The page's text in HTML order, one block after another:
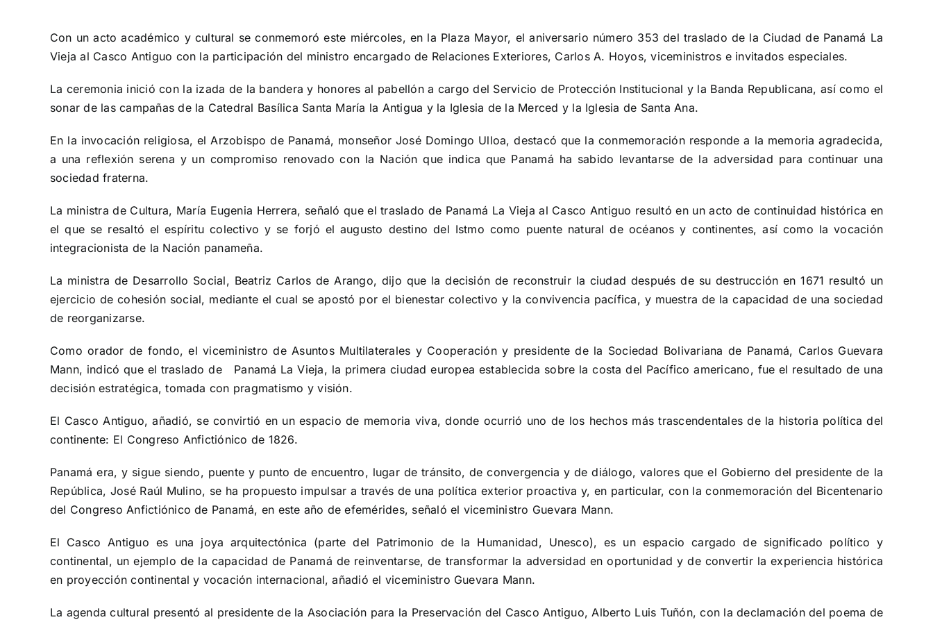
Larger
Image
Con un acto académico y cultural se conmemoró este miércoles, en la Plaza Mayor, el aniversario número 353 del traslado de la Ciudad de Panamá La
Vieja al Casco Antiguo con la participación del ministro encargado de Relaciones Exteriores, Carlos A. Hoyos, viceministros e invitados especiales.
La ceremonia inició con la izada de la bandera y honores al pabellón a cargo del Servicio de Protección Institucional y la Banda Republicana, así como el
sonar de las campañas de la Catedral Basílica Santa María la Antigua y la Iglesia de la Merced y la Iglesia de Santa Ana.
En la invocación religiosa, el Arzobispo de Panamá, monseñor José Domingo Ulloa, destacó que la conmemoración responde a la memoria agradecida,
a una reflexión serena y un compromiso renovado con la Nación que indica que Panamá ha sabido levantarse de la adversidad para continuar una
sociedad fraterna.
La ministra de Cultura, María Eugenia Herrera, señaló que el traslado de Panamá La Vieja al Casco Antiguo resultó en un acto de continuidad histórica en
el que se resaltó el espíritu colectivo y se forjó el augusto destino del Istmo como puente natural de océanos y continentes, así como la vocación
integracionista de la Nación panameña.
La ministra de Desarrollo Social, Beatriz Carlos de Arango, dijo que la decisión de reconstruir la ciudad después de su destrucción en 1671 resultó un
ejercicio de cohesión social, mediante el cual se apostó por el bienestar colectivo y la convivencia pacífica, y muestra de la capacidad de una sociedad
de reorganizarse.
Como orador de fondo, el viceministro de Asuntos Multilaterales y Cooperación y presidente de la Sociedad Bolivariana de Panamá, Carlos Guevara
Mann, indicó que el traslado de Panamá La Vieja, la primera ciudad europea establecida sobre la costa del Pacífico americano, fue el resultado de una
decisión estratégica, tomada con pragmatismo y visión.
El Casco Antiguo, añadió, se convirtió en un espacio de memoria viva, donde ocurrió uno de los hechos más trascendentales de la historia política del
continente: El Congreso Anfictiónico de 1826.
Panamá era, y sigue siendo, puente y punto de encuentro, lugar de tránsito, de convergencia y de diálogo, valores que el Gobierno del presidente de la
República, José Raúl Mulino, se ha propuesto impulsar a través de una política exterior proactiva y, en particular, con la conmemoración del Bicentenario
del Congreso Anfictiónico de Panamá, en este año de efemérides, señaló el viceministro Guevara Mann.
El Casco Antiguo es una joya arquitectónica (parte del Patrimonio de la Humanidad, Unesco), es un espacio cargado de significado político y
continental, un ejemplo de la capacidad de Panamá de reinventarse, de transformar la adversidad en oportunidad y de convertir la experiencia histórica
en proyección continental y vocación internacional, añadió el viceministro Guevara Mann.
La agenda cultural presentó al presidente de la Asociación para la Preservación del Casco Antiguo, Alberto Luis Tuñón, con la declamación del poema de